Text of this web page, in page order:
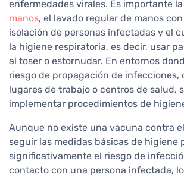
enfermedades virales. Es importante la
manos, el lavado regular de manos con
isolación de personas infectadas y el
la higiene respiratoria, es decir, usar
al toser o estornudar. En entornos
riesgo de propagación de infecciones,
lugares de trabajo o centros de salud,
implementar procedimientos de
Aunque no existe una vacuna contra
seguir las medidas básicas de higiene
significativamente el riesgo de
contacto con una persona infectada,